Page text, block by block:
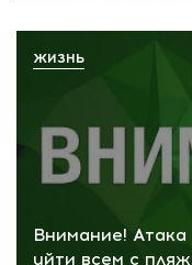
Внимание!
уйти всем с
ЖИЗНЬ